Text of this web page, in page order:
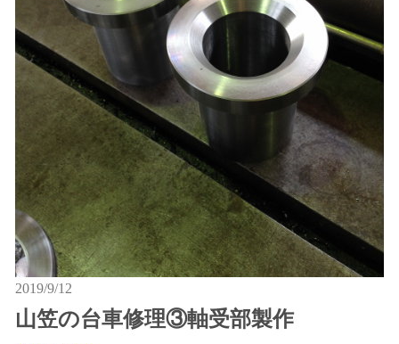
2019/9/12
山笠の台車修理③軸受部製作